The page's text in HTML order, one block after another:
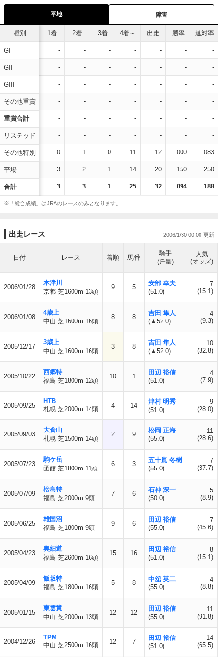
平地 障害
種別
GI
GII
GIII
その他重賞
重賞合計
リステッド
その他特別
平場
合計
1着 2着 3着 4着～ 出走 勝率 連対率
- - - - - - -
- - - - - - -
- - - - - - -
- - - - - - -
- - - - - - -
- - - - - - -
0 1 0 11 12 .000 .083
3 2 1 14 20 .150 .250
3 3 1 25 32 .094 .188
※「総合成績」はJRAのレースのみとなります。
出走レース 2006/1/30 00:00
日付 レース 着順 馬番
騎手
(斤量)
人気
(オッズ)
2006/01/28
木津川
京都 芝1600m 13頭
9 5
安部 幸夫
(51.0)
7
(15.1)
2006/01/08
4歳上
中山 芝1600m 16頭
8 8
吉田 隼人
(▲52.0)
4
(9.3)
2005/12/17
3歳上
中山 芝1600m 16頭
3 8
吉田 隼人
(▲52.0)
10
(32.8)
2005/10/22
西郷特
福島 芝1800m 12頭
10 1
田辺 裕信
(51.0)
4
(7.9)
2005/09/25
HTB
札幌 芝2000m 14頭
4 14
津村 明秀
(51.0)
9
(28.0)
2005/09/03
大倉山
札幌 芝1500m 14頭
2 9
松岡 正海
(55.0)
11
(28.6)
2005/07/23
駒ケ岳
函館 芝1800m 11頭
6 3
五十嵐 冬樹
(55.0)
7
(37.7)
2005/07/09
松島特
福島 芝2000m 9頭
7 6
石神 深一
(50.0)
5
(8.9)
2005/06/25
雄国沼
福島 芝1800m 9頭
9 6
田辺 裕信
(55.0)
7
(45.6)
2005/04/23
奥細道
福島 芝2600m 16頭
15 16
田辺 裕信
(51.0)
8
(15.1)
2005/04/09
飯坂特
福島 芝1800m 16頭
5 8
中舘 英二
(55.0)
4
(8.8)
2005/01/15
東雲賞
中山 芝2000m 13頭
12 12
田辺 裕信
(55.0)
11
(91.8)
2004/12/26
TPM
中山 芝2500m 16頭
12 7
田辺 裕信
(51.0)
14
(65.5)